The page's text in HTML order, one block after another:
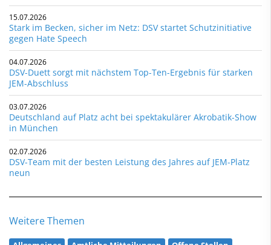
15.07.2026
Stark im Becken, sicher im Netz: DSV startet Schutzinitiative
gegen Hate Speech
04.07.2026
DSV-Duett sorgt mit nächstem Top-Ten-Ergebnis für starken
JEM-Abschluss
03.07.2026
Deutschland auf Platz acht bei spektakulärer Akrobatik-Show
in München
02.07.2026
DSV-Team mit der besten Leistung des Jahres auf JEM-Platz
neun
Weitere Themen